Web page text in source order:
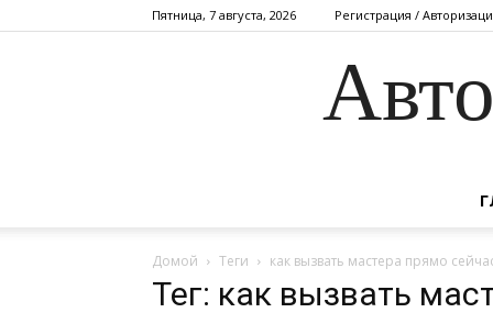
Пятница, 7 августа, 2026 Регистрация /
Домой Теги как вызвать мастера прямо
Тег: как вызвать